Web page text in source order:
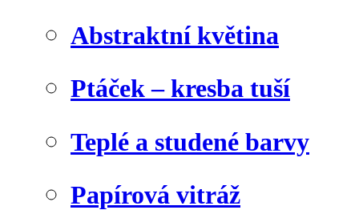
Abstraktní květina
Ptáček – kresba tuší
Teplé a studené barvy
Papírová vitráž